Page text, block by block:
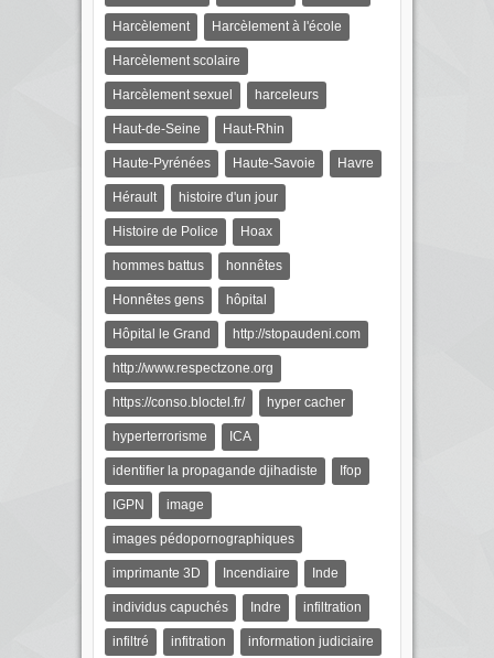
Harcèlement Harcèlement à l'école
Harcèlement scolaire
Harcèlement sexuel harceleurs
Haut-de-Seine Haut-Rhin
Haute-Pyrénées Haute-Savoie Havre
Hérault histoire d'un jour
Histoire de Police Hoax
hommes battus honnêtes
Honnêtes gens hôpital
Hôpital le Grand http://stopaudeni.com
http://www.respectzone.org
https://conso.bloctel.fr/ hyper cacher
hyperterrorisme ICA
identifier la propagande djihadiste Ifop
IGPN image
images pédopornographiques
imprimante 3D Incendiaire Inde
individus capuchés Indre infiltration
infiltré infitration information judiciaire